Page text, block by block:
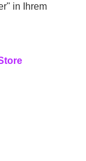
in Ihrem